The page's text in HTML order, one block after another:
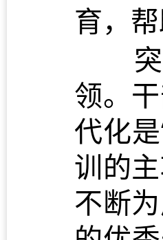
育，
突
领。
代化
训的
不断